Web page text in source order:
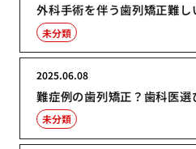
外科手術を伴う歯列矯正難し
未分類
難症例の歯列矯正？歯科医選
2025.06.08
未分類